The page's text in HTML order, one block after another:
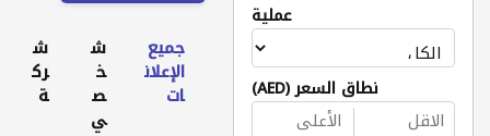
عملية
نطاق السعر (AED)
جميع
الإعلان
ات
ش
خ
ص
ي
ش
رك
ة